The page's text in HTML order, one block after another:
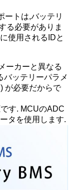
ートは,バッテリ
る必要がありま
使用されるIDと
ーカーと異なる
バッテリーパラメ
が必要だからで
す. MCUのADC
タを使用します.